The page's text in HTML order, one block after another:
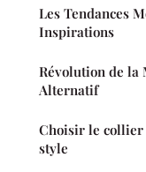
Les Tendances
Inspirations
Révolution de la
Alternatif
Choisir le
style